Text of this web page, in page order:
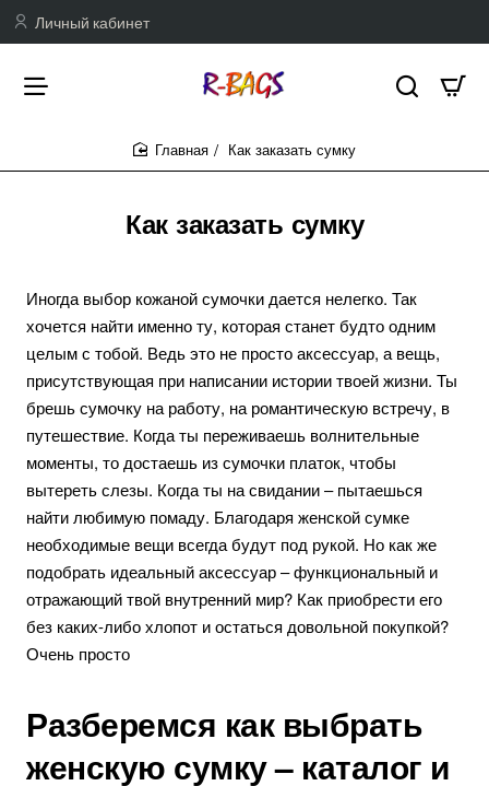
Личный кабинет
Как заказать сумку
Как заказать сумку
Иногда выбор кожаной сумочки дается нелегко. Так
хочется найти именно ту, которая станет будто одним
целым с тобой. Ведь это не просто аксессуар, а вещь,
присутствующая при написании истории твоей жизни. Ты
брешь сумочку на работу, на романтическую встречу, в
путешествие. Когда ты переживаешь волнительные
моменты, то достаешь из сумочки платок, чтобы
вытереть слезы. Когда ты на свидании – пытаешься
найти любимую помаду. Благодаря женской сумке
необходимые вещи всегда будут под рукой. Но как же
подобрать идеальный аксессуар – функциональный и
отражающий твой внутренний мир? Как приобрести его
без каких-либо хлопот и остаться довольной покупкой?
Очень просто
Разберемся как выбрать
женскую сумку – каталог и